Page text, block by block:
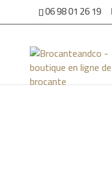
06 98 01 26 19
Accueil/Par ambiance/
faïence